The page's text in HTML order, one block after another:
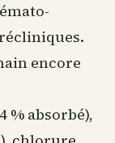
encore
% absorbé),